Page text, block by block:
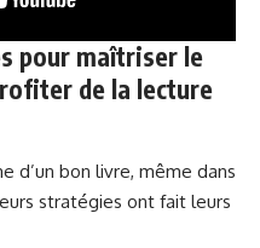
pour maîtriser le
de la lecture
d’un bon livre, même dans
stratégies ont fait leurs